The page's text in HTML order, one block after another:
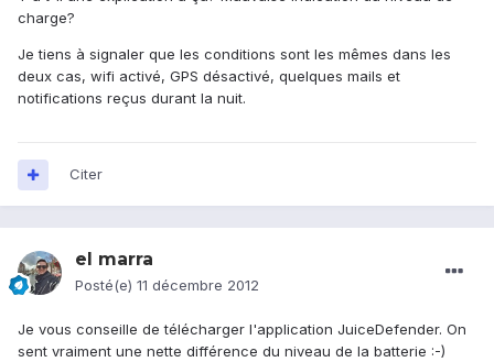
charge?
Je tiens à signaler que les conditions sont les mêmes dans les
deux cas, wifi activé, GPS désactivé, quelques mails et
notifications reçus durant la nuit.
Citer
el marra
Posté(e) 11 décembre 2012
Je vous conseille de télécharger l'application JuiceDefender. On
sent vraiment une nette différence du niveau de la batterie :-)